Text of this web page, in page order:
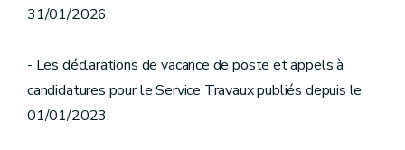
31/01/2026.
- Les déclarations de vacance de poste et appels à
candidatures pour le Service Travaux publiés depuis le
01/01/2023.